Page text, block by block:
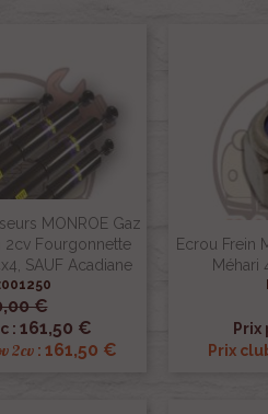
MONROE Gaz
2cv Fourgonnette
SAUF Acadiane
€
: 161,50 €
2cv: 161,50 €
rapide
Ecrou Frein
Méhari
Prix
Prix
